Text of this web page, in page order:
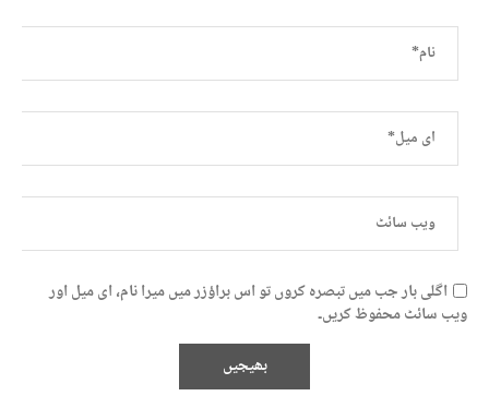
اگلی بار جب میں تبصرہ کروں تو اس براؤزر میں میرا نام، ای میل اور
ویب سائٹ محفوظ کریں۔